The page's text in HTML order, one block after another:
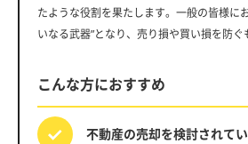
たような役割を果たします。一般の皆様に
いなる武器”となり、売り損や買い損を防ぐ
こんな方におすすめ
不動産の売却を検討されて